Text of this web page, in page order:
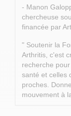
- Manon
chercheuse
financée par
" Soutenir la
Arthritis, c'est
recherche
santé et celles
proches.
mouvement à